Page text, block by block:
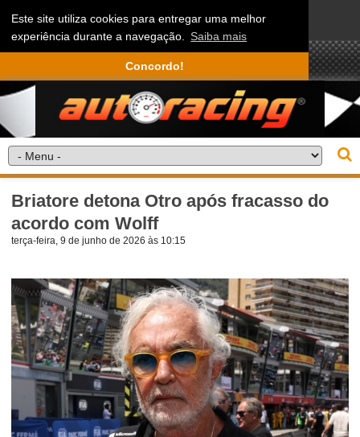
Este site utiliza cookies para entregar uma melhor
experiência durante a navegação. Saiba mais
Concordo!
Briatore detona Otro após fracasso do
acordo com Wolff
terça-feira, 9 de junho de 2026 às 10:15